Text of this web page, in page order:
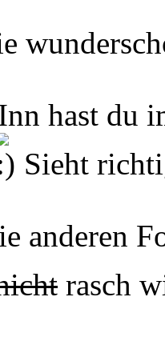
hast du
Sieht
anderen
rasch